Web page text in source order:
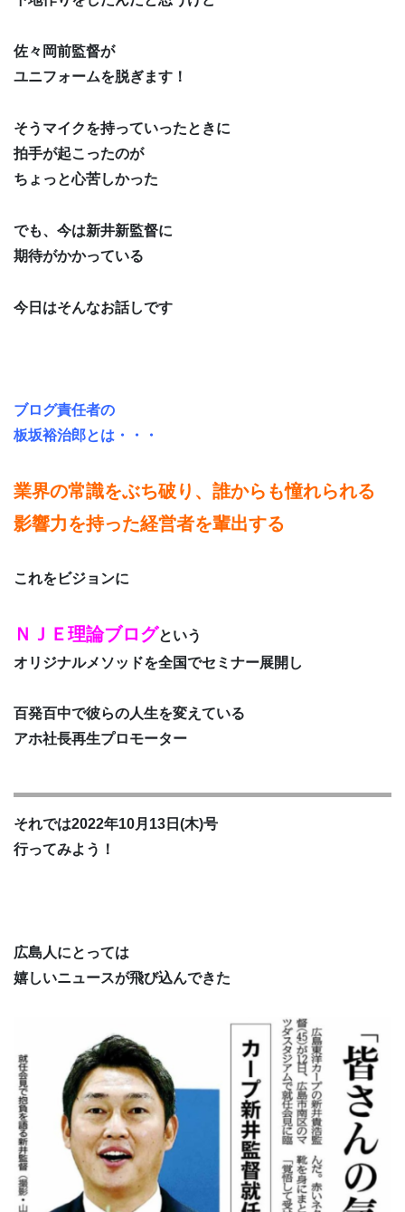
佐々岡前監督が
ユニフォームを脱ぎます！
そうマイクを持っていったときに
拍手が起こったのが
ちょっと心苦しかった
でも、今は新井新監督に
期待がかかっている
今日はそんなお話しです
ブログ責任者の
板坂裕治郎とは・・・
業界の常識をぶち破り、誰からも憧れられる
影響力を持った経営者を輩出する
これをビジョンに
ＮＪＥ理論ブログという
オリジナルメソッドを全国でセミナー展開し
百発百中で彼らの人生を変えている
アホ社長再生プロモーター
それでは2022年10月13日(木)号
行ってみよう！
広島人にとっては
嬉しいニュースが飛び込んできた